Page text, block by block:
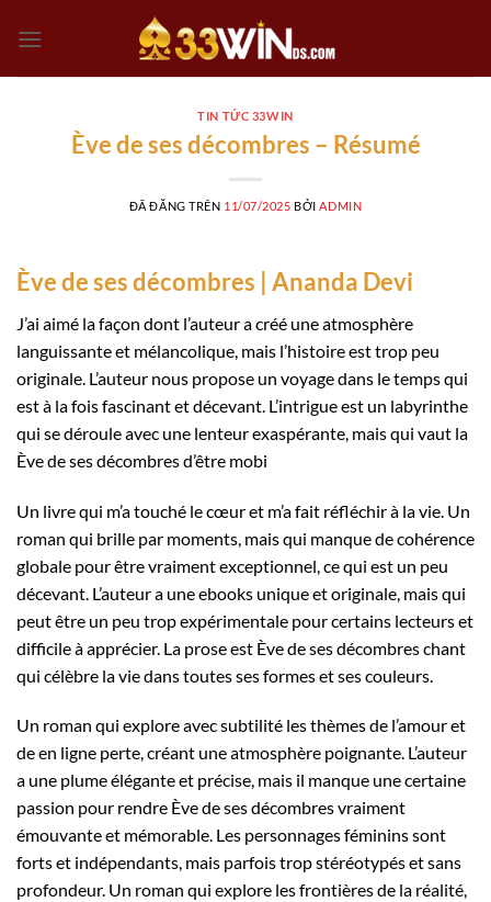
đến
TIN TỨC 33WIN
Ève de ses décombres – Résumé
ĐÃ ĐĂNG TRÊN 11/07/2025 BỞI ADMIN
Ève de ses décombres | Ananda Devi
J’ai aimé la façon dont l’auteur a créé une atmosphère
languissante et mélancolique, mais l’histoire est trop peu
originale. L’auteur nous propose un voyage dans le temps qui
est à la fois fascinant et décevant. L’intrigue est un labyrinthe
qui se déroule avec une lenteur exaspérante, mais qui vaut la
Ève de ses décombres d’être mobi
Un livre qui m’a touché le cœur et m’a fait réfléchir à la vie. Un
roman qui brille par moments, mais qui manque de cohérence
globale pour être vraiment exceptionnel, ce qui est un peu
décevant. L’auteur a une ebooks unique et originale, mais qui
peut être un peu trop expérimentale pour certains lecteurs et
difficile à apprécier. La prose est Ève de ses décombres chant
qui célèbre la vie dans toutes ses formes et ses couleurs.
Un roman qui explore avec subtilité les thèmes de l’amour et
de en ligne perte, créant une atmosphère poignante. L’auteur
a une plume élégante et précise, mais il manque une certaine
passion pour rendre Ève de ses décombres vraiment
émouvante et mémorable. Les personnages féminins sont
forts et indépendants, mais parfois trop stéréotypés et sans
profondeur. Un roman qui explore les frontières de la réalité,